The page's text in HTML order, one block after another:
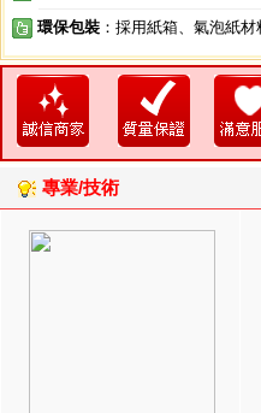
環保包裝 ：採用紙箱、氣泡紙材
專業/技術